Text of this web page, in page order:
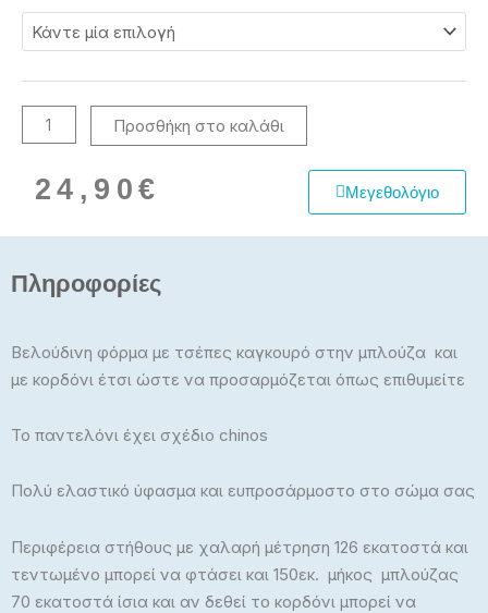
στον
αστράγαλο
ποσότητα
Προσθήκη στο καλάθι
24,90 € Μεγεθολόγιο
Πληροφορίες
Βελούδινη φόρμα με τσέπες καγκουρό στην μπλούζα και
με κορδόνι έτσι ώστε να προσαρμόζεται όπως επιθυμείτε
Το παντελόνι έχει σχέδιο chinos
Πολύ ελαστικό ύφασμα και ευπροσάρμοστο στο σώμα σας
Περιφέρεια στήθους με χαλαρή μέτρηση 126 εκατοστά και
τεντωμένο μπορεί να φτάσει και 150εκ. μήκος μπλούζας
70 εκατοστά ίσια και αν δεθεί το κορδόνι μπορεί να